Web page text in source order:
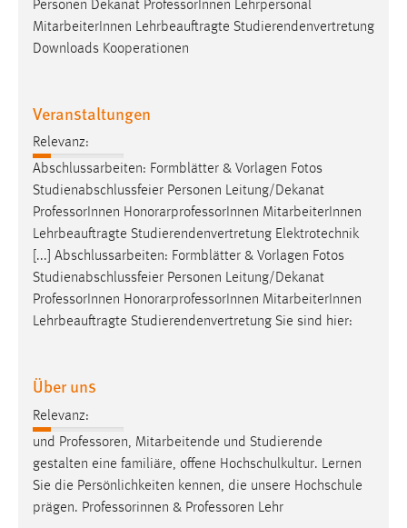
Personen Dekanat Professor Innen Lehrpersonal
MitarbeiterInnen Lehrbeauftragte Studierendenvertretung
Downloads Kooperationen
Veranstaltungen
Relevanz:
Abschlussarbeiten: Formblätter & Vorlagen Fotos
Studienabschlussfeier Personen Leitung/Dekanat
ProfessorInnen HonorarprofessorInnen MitarbeiterInnen
Lehrbeauftragte Studierendenvertretung Elektrotechnik
[...] Abschlussarbeiten: Formblätter & Vorlagen Fotos
Studienabschlussfeier Personen Leitung/Dekanat
ProfessorInnen HonorarprofessorInnen MitarbeiterInnen
Lehrbeauftragte Studierendenvertretung Sie sind hier:
Über uns
Relevanz:
und Professoren, Mitarbeitende und Studierende
gestalten eine familiäre, offene Hochschulkultur. Lernen
Sie die Persönlichkeiten kennen, die unsere Hochschule
prägen. Professorinnen & Professoren Lehr
Dieser Cookie ist notwendig um sich an der Website
einloggen zu können.
24 Stunden
STATISTIK
Statistik Cookies erfassen Informationen anonym.
Diese Informationen helfen uns zu verstehen, wie
unsere Besucher unsere Website nutzen.
Matomo
Zweck:
Cookie Laufzeit:
Max. 13 Monate